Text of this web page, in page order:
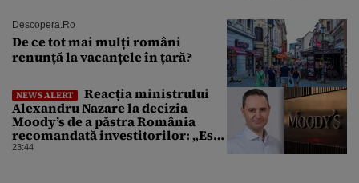
Descopera.ro
De ce tot mai mulți români
renunță la vacanțele în țară?
NEWS ALERT
Reacția ministrului
Alexandru Nazare la decizia
Moody’s de a păstra România
recomandată investitorilor: „Este
un răgaz, dar în niciun caz un
23:44